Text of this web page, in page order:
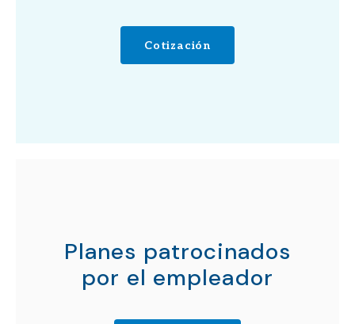
Cotización
Planes patrocinados
por el empleador